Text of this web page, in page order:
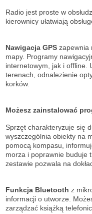
Radio jest proste w
kierownicy ułatwiają
Nawigacja GPS zapewnia
mapy. Programy
internetowym, jak i offline.
terenach, odnalezienie
korków.
Możesz zainstalować
Sprzęt charakteryzuje się
wyszczególnia obiekty na
pomocą kompasu,
morza i poprawnie buduje
zestawie pozwala na
Funkcja Bluetooth z
informacji o utworze.
zarządzać książką